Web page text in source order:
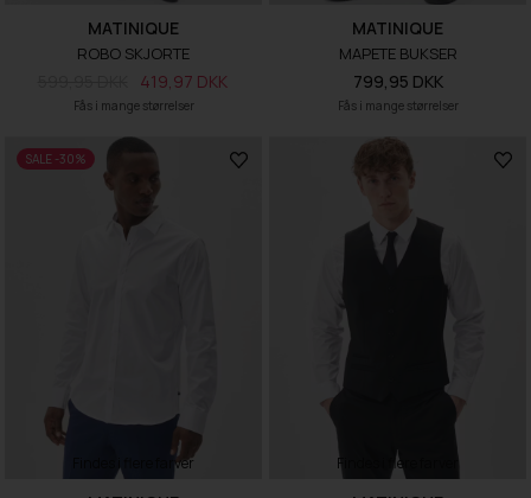
Fås i mange størrelser
MATINIQUE
ROBO SKJORTE
419,97 DKK
Fås i mange størrelser
MATINIQUE
MAPETE BUKSER
799,95 DKK
SALE -30%
Findes i flere farver Findes i flere farver